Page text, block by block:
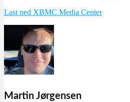
Last ned XBMC Media Center
Martin Jørgensen